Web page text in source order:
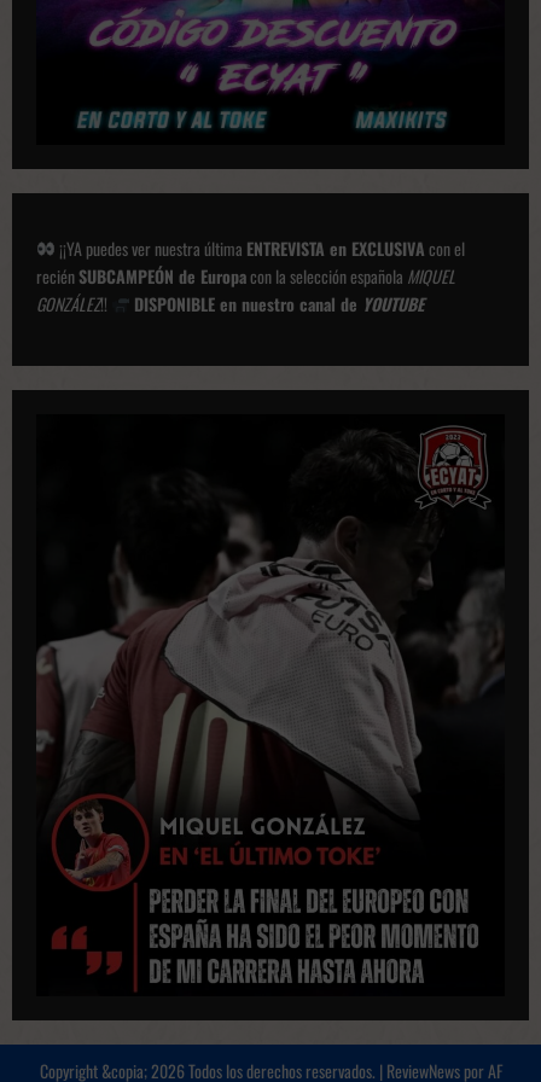
¡¡YA puedes ver nuestra última ENTREVISTA en EXCLUSIVAcon el
reciénSUBCAMPEÓN de Europacon la selección española MIQUEL
GONZÁLEZ!! DISPONIBLE en nuestro canal de YOUTUBE
Copyright &copia; 2026 Todos los derechos reservados. |ReviewNewspor AF